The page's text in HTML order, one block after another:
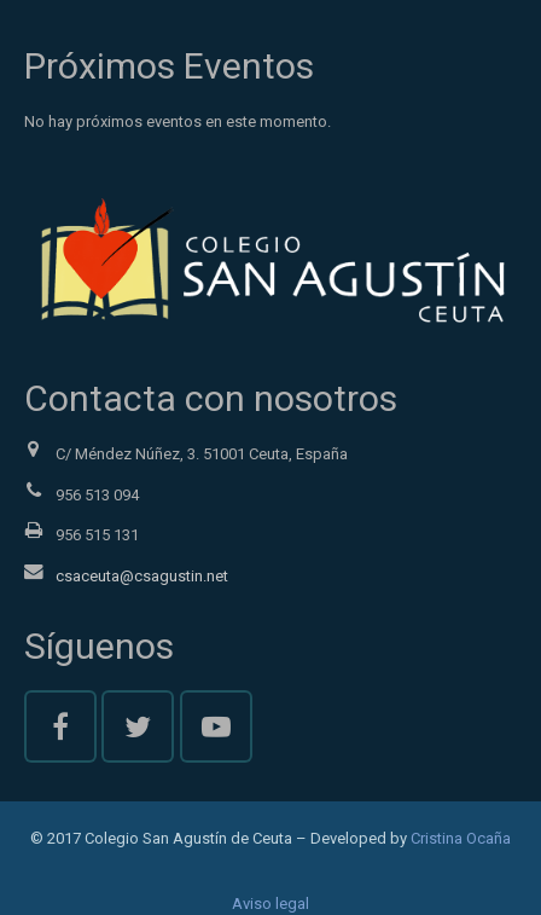
Próximos Eventos
No hay próximos eventos en este momento.
Contacta con nosotros
C/ Méndez Núñez, 3. 51001 Ceuta, España
956 513 094
956 515 131
csaceuta@csagustin.net
Síguenos
© 2017 Colegio San Agustín de Ceuta – Developed by Cristina Ocaña
Aviso legal